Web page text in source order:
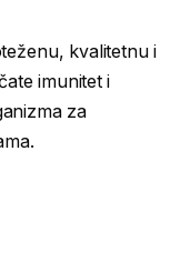
kvalitetnu i
imunitet i
za